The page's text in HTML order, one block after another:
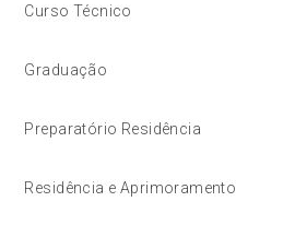
Curso Técnico
Graduação
Preparatório Residência
Residência e Aprimoramento